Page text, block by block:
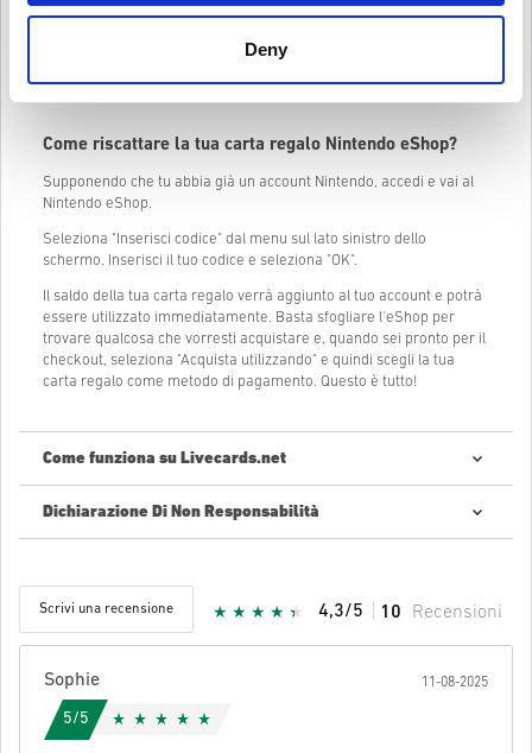
Deny
che corrisponde all'impostazione del tuo paese/regione. Quindi non
Come riscattare la tua carta regalo Nintendo eShop?
Supponendo che tu abbia già un account Nintendo, accedi e vai al
Nintendo eShop.
Seleziona "Inserisci codice" dal menu sul lato sinistro dello
schermo. Inserisci il tuo codice e seleziona "OK".
Il saldo della tua carta regalo verrà aggiunto al tuo account e potrà
essere utilizzato immediatamente. Basta sfogliare l'eShop per
trovare qualcosa che vorresti acquistare e, quando sei pronto per il
checkout, seleziona "Acquista utilizzando" e quindi scegli la tua
carta regalo come metodo di pagamento. Questo è tutto!
Come funziona su Livecards.net
Nuovo su Livecards.net? Acquistare codici digitali è semplice e
veloce:
Dichiarazione Di Non Responsabilità
rilascio menzionata, mentre gli articoli in giacenza saranno
forniti istantaneamente dopo aver verificato i parametri di
sicurezza.
accettati.
Tu acquisterai solamente un prodotto digitale.
Per ulteriori informazioni controllate per favore le nostre
FAQs
Scrivi una recensione 4,3/5 10 Recensioni
Stella Ricevuta:
Sophie 11-08-2025
5/5